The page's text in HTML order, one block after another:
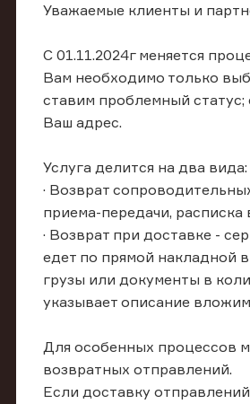
Уважаемые клиенты и
С 01.11.2024г меняется
Вам необходимо только
ставим проблемный статус;
Ваш адрес.
Услуга делится на два вида:
· Возврат
приема-передачи, расписка
· Возврат при доставке -
едет по прямой накладной
грузы или документы в
указывает описание
Для особенных процессов
возвратных отправлений.
Если доставку